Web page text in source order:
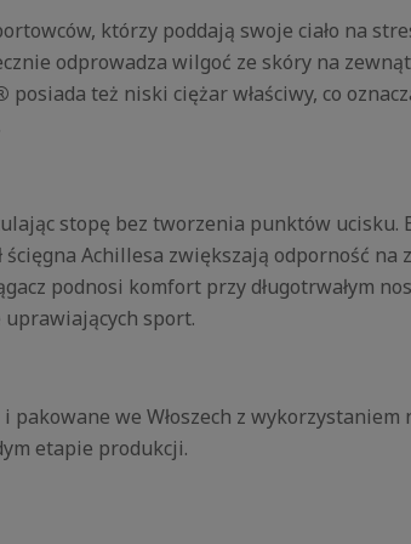
którzy poddają swoje ciało na
odprowadza wilgoć ze skóry na
posiada też niski ciężar właściwy, co
stopę bez tworzenia punktów
Achillesa zwiększają odporność
podnosi komfort przy długotrwałym
sport.
we Włoszech z
etapie produkcji.